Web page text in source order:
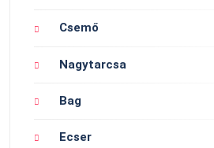
Csemő
Nagytarcsa
Bag
Ecser